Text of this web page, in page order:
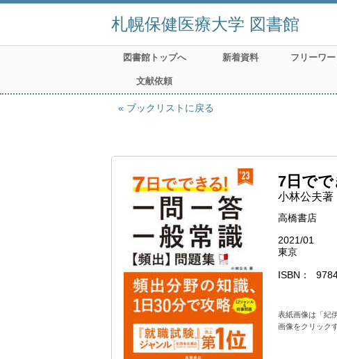
札幌保健医療大学 図書館
図書館トップへ 新着資料 フリーワ
文献依頼
ブックリストに戻る
7日で
小林公夫著
高橋書店
2021/01
東京
ISBN
表紙画像は「紀
画像をクリック